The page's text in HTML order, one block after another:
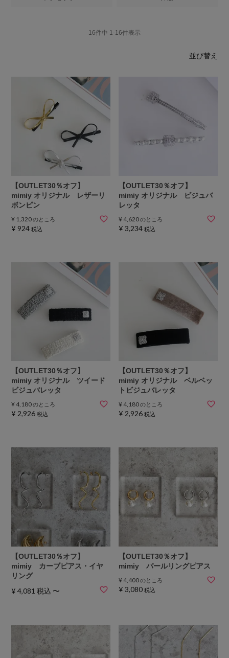
並び替え
16件中 1-16件表示
【OUTLET30％オフ】
mimiy オリジナル レザーリ
ボンピン
¥ 1,320 のところ
¥ 924 税込
【OUTLET30％オフ】
mimiy オリジナル ビジュバ
レッタ
¥4,620のところ
¥ 3,234 税込
【OUTLET30％オフ】
mimiy オリジナル ツイード
ビジュバレッタ
¥4,180 のところ
¥ 2,926 税込
【OUTLET30％オフ】
mimiy オリジナル ベルベッ
トビジュバレッタ
¥4,180のところ
¥ 2,926 税込
【OUTLET30％オフ】
mimiy カーブピアス・イヤ
リング
¥ 4,081 税込 〜
【OUTLET30％オフ】
mimiy パールリングピアス
¥4,400のところ
¥ 3,080 税込